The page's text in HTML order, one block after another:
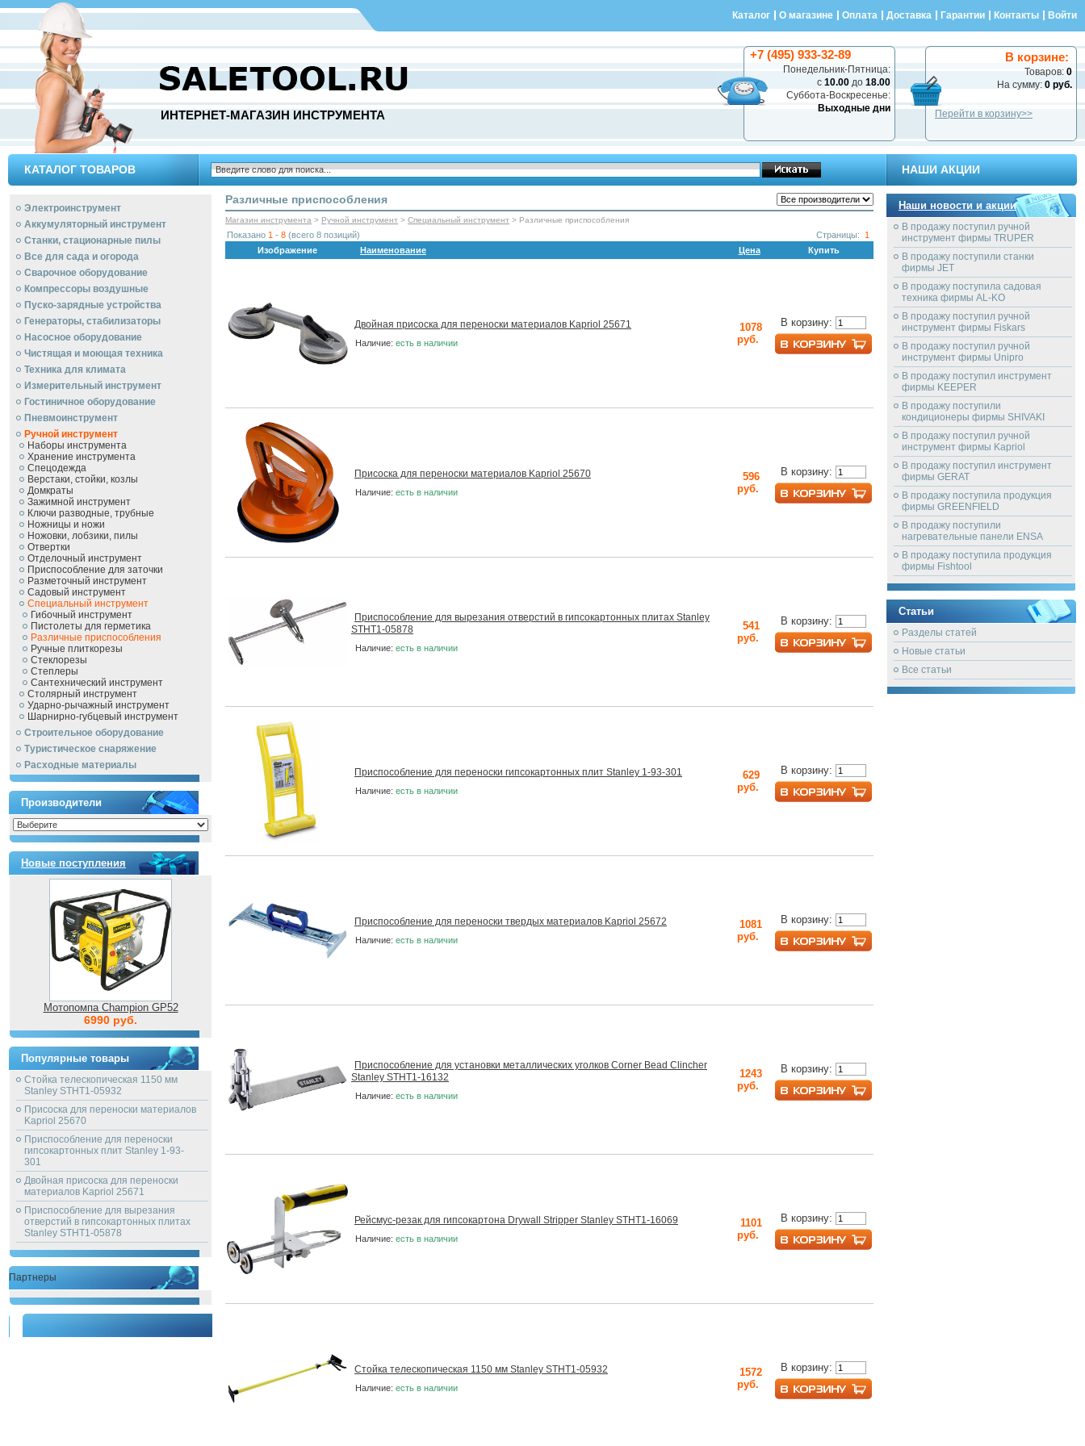
Каталог О магазине Оплата Доставка Гарантии Контакты Войти
ИНТЕРНЕТ-МАГАЗИН ИНСТРУМЕНТА
В корзине:
Товаров: 0
На сумму: 0 руб.
Перейти в корзину>>
+7 (495) 933-32-89
Понедельник-Пятница:
с 10.00 до 18.00
Суббота-Воскресенье:
Выходные дни
КАТАЛОГ ТОВАРОВ НАШИ АКЦИИ
Электроинструмент
Аккумуляторный инструмент
Станки, стационарные пилы
Все для сада и огорода
Сварочное оборудование
Компрессоры воздушные
Пуско-зарядные устройства
Генераторы, стабилизаторы
Насосное оборудование
Чистящая и моющая техника
Техника для климата
Измерительный инструмент
Гостиничное оборудование
Пневмоинструмент
Ручной инcтрумент
Наборы инструмента
Хранение инструмента
Спецодежда
Верстаки, стойки, козлы
Домкраты
Зажимной инструмент
Ключи разводные, трубные
Ножницы и ножи
Ножовки, лобзики, пилы
Отвертки
Отделочный инструмент
Приспособление для заточки
Разметочный инструмент
Садовый инструмент
Специальный инструмент
Гибочный инструмент
Пистолеты для герметика
Различные приспособления
Ручные плиткорезы
Стеклорезы
Степлеры
Сантехнический инструмент
Столярный инструмент
Ударно-рычажный инструмент
Шарнирно-губцевый инструмент
Строительное оборудование
Туристическое снаряжение
Расходные материалы
Производители
Новые поступления
Мотопомпа Champion GP52
6990 руб.
Популярные товары
Стойка телескопическая 1150 мм
Stanley STHT1-05932
Присоска для переноски материалов
Kapriol 25670
Приспособление для переноски
гипсокартонных плит Stanley 1-93-
301
Двойная присоска для переноски
материалов Kapriol 25671
Приспособление для вырезания
отверстий в гипсокартонных плитах
Stanley STHT1-05878
Партнеры
Различные приспособления
Магазин инструмента > Ручной инcтрумент > Специальный инструмент > Различные приспособления
Показано 1 - 8 (всего 8 позиций) Страницы: 1
Изображение
Наименование Цена Купить
Двойная присоска для переноски материалов Kapriol 25671
Наличие: есть в наличии
1078
руб.
В корзину:
Присоска для переноски материалов Kapriol 25670
Наличие: есть в наличии
596
руб.
В корзину:
Приспособление для вырезания отверстий в гипсокартонных плитах Stanley
STHT1-05878
Наличие: есть в наличии
541
руб.
В корзину:
Приспособление для переноски гипсокартонных плит Stanley 1-93-301
Наличие: есть в наличии
629
руб.
В корзину:
Приспособление для переноски твердых материалов Kapriol 25672
Наличие: есть в наличии
1081
руб.
В корзину:
Приспособление для установки металлических уголков Corner Bead Clincher
Stanley STHT1-16132
Наличие: есть в наличии
1243
руб.
В корзину:
Рейсмус-резак для гипсокартона Drywall Stripper Stanley STHT1-16069
Наличие: есть в наличии
1101
руб.
В корзину:
Стойка телескопическая 1150 мм Stanley STHT1-05932
Наличие: есть в наличии
1572
руб.
В корзину:
Наши новости и акции
В продажу поступил ручной
инструмент фирмы TRUPER
В продажу поступили станки
фирмы JET
В продажу поступила садовая
техника фирмы AL-KO
В продажу поступил ручной
инструмент фирмы Fiskars
В продажу поступил ручной
инструмент фирмы Unipro
В продажу поступил инструмент
фирмы KEEPER
В продажу поступили
кондиционеры фирмы SHIVAKI
В продажу поступил ручной
инструмент фирмы Kapriol
В продажу поступил инструмент
фирмы GERAT
В продажу поступила продукция
фирмы GREENFIELD
В продажу поступили
нагревательные панели ENSA
В продажу поступила продукция
фирмы Fishtool
Статьи
Разделы статей
Новые статьи
Все статьи